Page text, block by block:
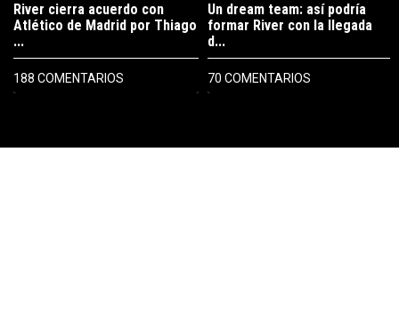
River cierra acuerdo con
Atlético de Madrid por Thiago
...
188 COMENTARIOS
Un dream team: así podría
formar River con la llegada
d...
70 COMENTARIOS